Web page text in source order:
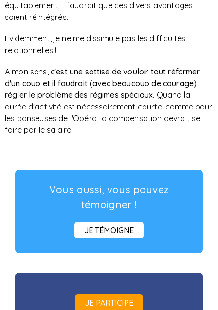
équitablement, il faudrait que ces divers avantages
soient réintégrés.
Evidemment, je ne me dissimule pas les difficultés
relationnelles !
A mon sens, c'est une sottise de vouloir tout réformer
d'un coup et il faudrait (avec beaucoup de courage)
régler le problème des régimes spéciaux. Quand la
durée d'activité est nécessairement courte, comme pour
les danseuses de l'Opéra, la compensation devrait se
faire par le salaire.
Vous aussi, vous pouvez
témoigner !
JE TÉMOIGNE
JE PARTICIPE